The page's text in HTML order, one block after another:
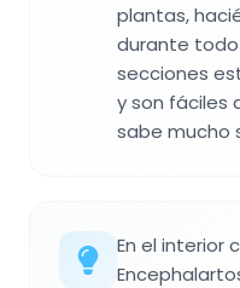
plantas,
durante todo
secciones
y son fáciles
sabe mucho
En el interior